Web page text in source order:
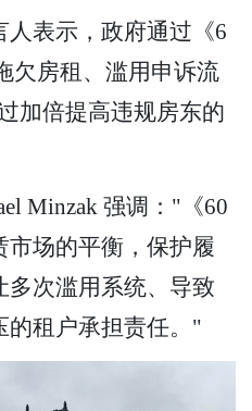
表示，政府通过《6
欠房租、滥用申诉流
加倍提高违规房东的
Minzak 强调："《60
市场的平衡，保护履
多次滥用系统、导致
的租户承担责任。"